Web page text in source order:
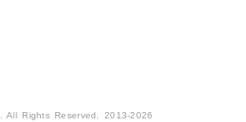
All Rights Reserved. 2013-2026